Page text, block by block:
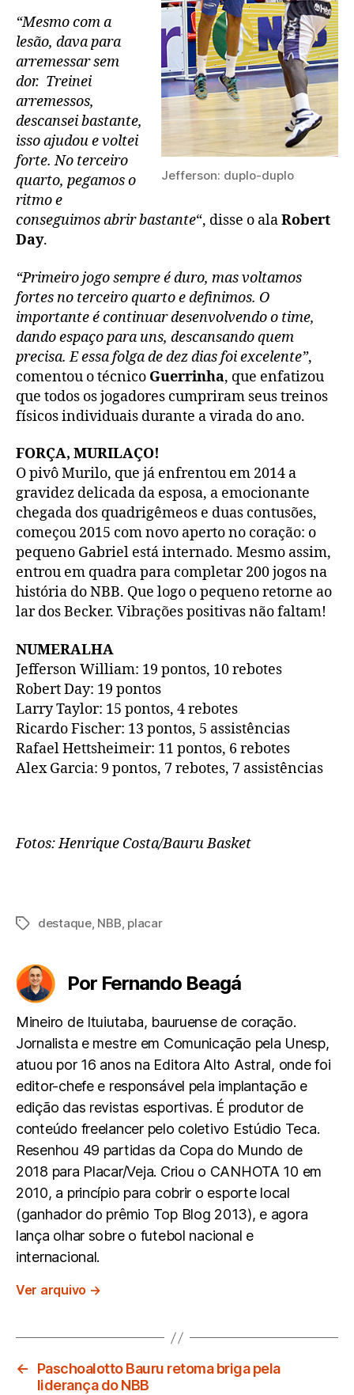
Jefferson: duplo-duplo
“Mesmo com a
lesão, dava para
arremessar sem
dor. Treinei
arremessos,
descansei bastante,
isso ajudou e voltei
forte. No terceiro
quarto, pegamos o
ritmo e
conseguimos abrir bastante“, disse o alaRobert
Day.
“Primeiro jogo sempre é duro, mas voltamos
fortes no terceiro quarto e definimos. O
importante é continuar desenvolvendo o time,
dando espaço para uns, descansando quem
precisa. E essa folga de dez dias foi excelente”,
comentou o técnico Guerrinha, que enfatizou
que todos os jogadores cumpriram seus treinos
físicos individuais durante a virada do ano.
FORÇA, MURILAÇO!
O pivô Murilo, que já enfrentou em 2014 a
gravidez delicada da esposa, a emocionante
chegada dos quadrigêmeos e duas contusões,
começou 2015 com novo aperto no coração: o
pequeno Gabriel está internado. Mesmo assim,
entrou em quadra para completar 200 jogos na
história do NBB. Que logo o pequeno retorne ao
lar dos Becker. Vibrações positivas não faltam!
NUMERALHA
Jefferson William: 19 pontos, 10 rebotes
Robert Day: 19 pontos
Larry Taylor: 15 pontos, 4 rebotes
Ricardo Fischer: 13 pontos, 5 assistências
Rafael Hettsheimeir: 11 pontos, 6 rebotes
Alex Garcia: 9 pontos, 7 rebotes, 7 assistências
Fotos: Henrique Costa/Bauru Basket
Tagsdestaque, NBB, placar
Por Fernando Beagá
Mineiro de Ituiutaba, bauruense de coração.
Jornalista e mestre em Comunicação pela Unesp,
atuou por 16 anos na Editora Alto Astral, onde foi
editor-chefe e responsável pela implantação e
edição das revistas esportivas. É produtor de
conteúdo freelancer pelo coletivo Estúdio Teca.
Resenhou 49 partidas da Copa do Mundo de
2018 para Placar/Veja. Criou o CANHOTA 10 em
2010, a princípio para cobrir o esporte local
(ganhador do prêmio Top Blog 2013), e agora
lança olhar sobre o futebol nacional e
internacional.
Ver arquivo →
←
Paschoalotto Bauru retoma briga pela
liderança do NBB